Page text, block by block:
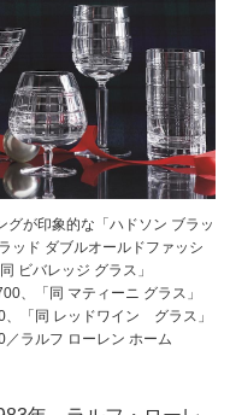
が印象的な「ハドソン ブラッ
ッド ダブルオールドファッシ
ビバレッジ グラス」
、「同 マティーニ グラス」
、「同 レッドワイン グラス」
ラルフ ローレン ホーム